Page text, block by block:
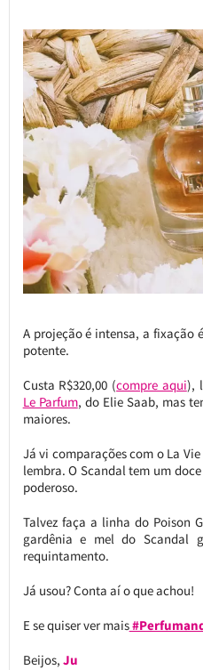
A projeção é intensa, a fixação
potente.
Custa R$320,00 (compre aqui),
Le Parfum, do Elie Saab, mas
maiores.
Já vi comparações com o La
lembra. O Scandal tem um
poderoso.
Talvez faça a linha do Poison
gardênia e mel do Scandal
requintamento.
Já usou? Conta aí o que achou!
E se quiser ver mais
Beijos, Ju